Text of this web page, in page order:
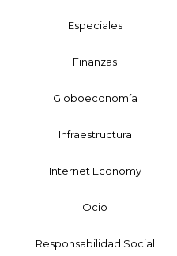
Especiales
Finanzas
Globoeconomía
Infraestructura
Internet Economy
Ocio
Responsabilidad Social